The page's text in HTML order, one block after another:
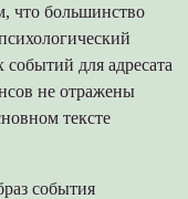
что большинство
для адресата
не отражены
тексте
события